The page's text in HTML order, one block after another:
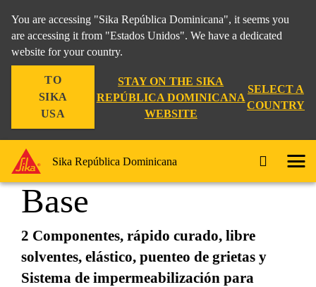
You are accessing "Sika República Dominicana", it seems you
are accessing it from "Estados Unidos". We have a dedicated
website for your country.
TO
SIKA
USA
STAY ON THE SIKA
REPÚBLICA DOMINICANA
WEBSITE
SELECT A
COUNTRY
Sika República Dominicana
Sikalastic®-720
Base
2 Componentes, rápido curado, libre
solventes, elástico, puenteo de grietas y
Sistema de impermeabilización para